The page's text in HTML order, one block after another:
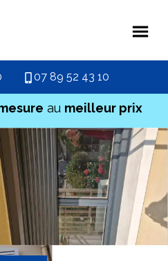
07 89 52 43 10
au meilleur prix